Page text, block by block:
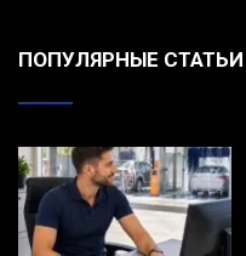
ПОПУЛЯРНЫЕ СТАТЬИ